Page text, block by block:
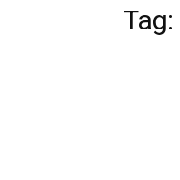
Tag: